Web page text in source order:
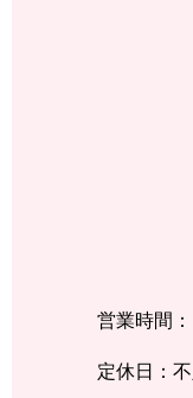
営業時間
定休日：